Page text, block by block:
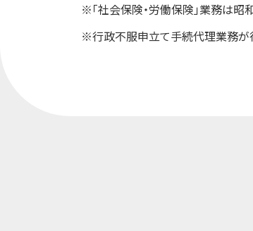
※「社会保険・労働保険」業務は
※行政不服申立て手続代理業務が